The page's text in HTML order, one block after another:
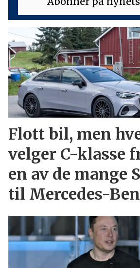
Flott bil, men
velger C-klasse
en av de mange
til Mercedes-